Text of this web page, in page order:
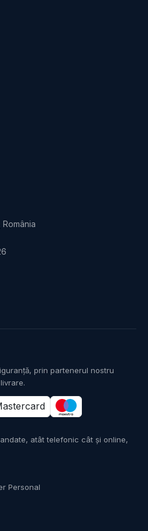
Personal
prin partenerul nostru
atât telefonic cât și online,